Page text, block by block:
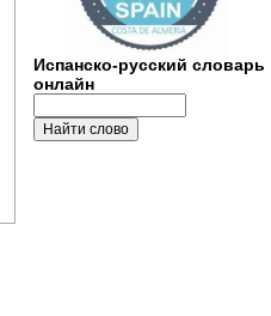
Испанско-русский словарь
онлайн